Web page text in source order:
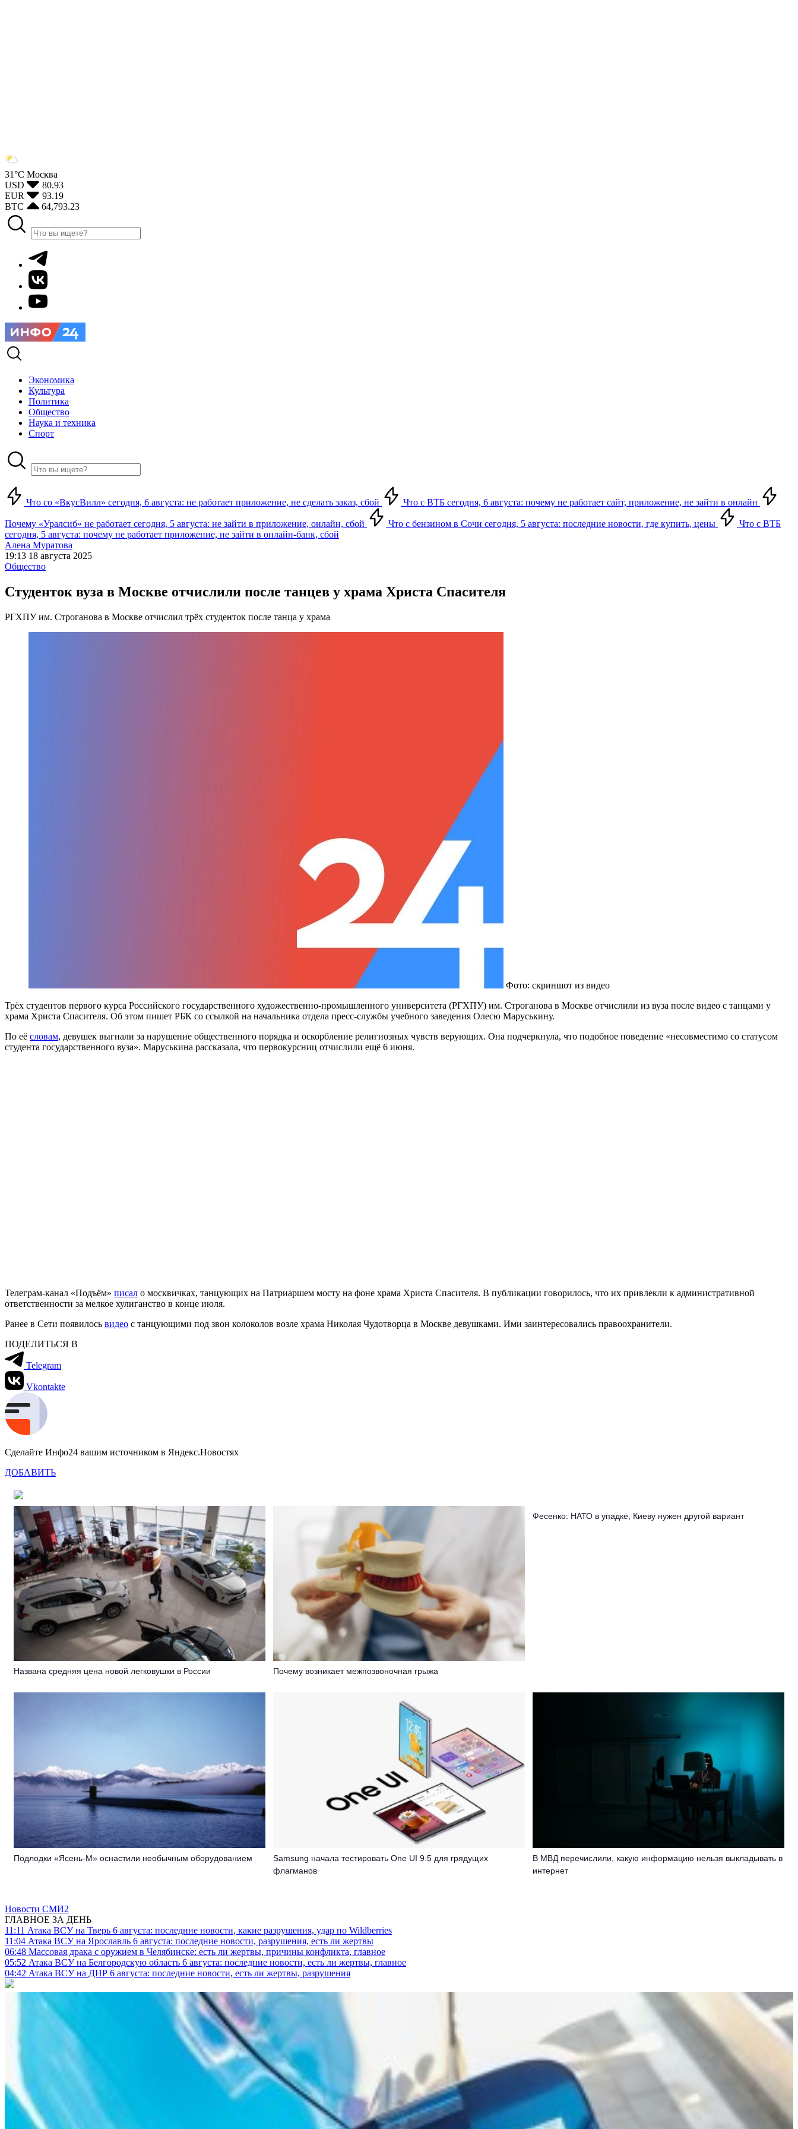
31°С Москва
USD
80.93
EUR
93.19
BTC
64,793.23
Экономика
Культура
Политика
Общество
Наука и техника
Спорт
Что со «ВкусВилл» сегодня, 6 августа: не работает приложение, не сделать заказ, сбой Что с ВТБ сегодня, 6 августа: почему не работает сайт, приложение, не зайти в онлайн
Почему «Уралсиб» не работает сегодня, 5 августа: не зайти в приложение, онлайн, сбой Что с бензином в Сочи сегодня, 5 августа: последние новости, где купить, цены
Что с ВТБ
сегодня, 5 августа: почему не работает приложение, не зайти в онлайн-банк, сбой
Алена Муратова
19:13 18 августа 2025
Общество
Студенток вуза в Москве отчислили после танцев у храма Христа Спасителя
РГХПУ им. Строганова в Москве отчислил трёх студенток после танца у храма
Фото: скриншот из видео
Трёх студентов первого курса Российского государственного художественно-промышленного университета (РГХПУ) им. Строганова в Москве отчислили из вуза после видео с танцами у
храма Христа Спасителя. Об этом пишет РБК со ссылкой на начальника отдела пресс-службы учебного заведения Олесю Маруськину.
По её словам, девушек выгнали за нарушение общественного порядка и оскорбление религиозных чувств верующих. Она подчеркнула, что подобное поведение «несовместимо со статусом
студента государственного вуза». Маруськина рассказала, что первокурсниц отчислили ещё 6 июня.
Телеграм-канал «Подъём» писал о москвичках, танцующих на Патриаршем мосту на фоне храма Христа Спасителя. В публикации говорилось, что их привлекли к административной
ответственности за мелкое хулиганство в конце июля.
Ранее в Сети появилось видео с танцующими под звон колоколов возле храма Николая Чудотворца в Москве девушками. Ими заинтересовались правоохранители.
ПОДЕЛИТЬСЯ В
Telegram
Vkontakte
Сделайте Инфо24 вашим источником в Яндекс.Новостях
ДОБАВИТЬ
Названа средняя цена новой легковушки в России Почему возникает межпозвоночная грыжа
Фесенко: НАТО в упадке, Киеву нужен другой вариант
Подлодки «Ясень-М» оснастили необычным оборудованием
Samsung начала тестировать One UI 9.5 для грядущих
флагманов
В МВД перечислили, какую информацию нельзя выкладывать в
интернет
Новости СМИ2
ГЛАВНОЕ ЗА ДЕНЬ
11:11 Атака ВСУ на Тверь 6 августа: последние новости, какие разрушения, удар по Wildberries
11:04 Атака ВСУ на Ярославль 6 августа: последние новости, разрушения, есть ли жертвы
06:48 Массовая драка с оружием в Челябинске: есть ли жертвы, причины конфликта, главное
05:52 Атака ВСУ на Белгородскую область 6 августа: последние новости, есть ли жертвы, главное
04:42 Атака ВСУ на ДНР 6 августа: последние новости, есть ли жертвы, разрушения